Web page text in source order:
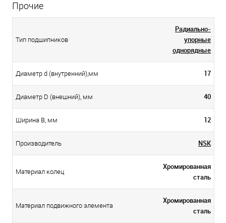
Прочие
Тип подшипников
Радиально-
упорные
однорядные
Диаметр d (внутренний),мм 17
Диаметр D (внешний), мм 40
Ширина B, мм 12
Производитель NSK
Материал колец
Хромированная
сталь
Материал подвижного элемента
Хромированная
сталь